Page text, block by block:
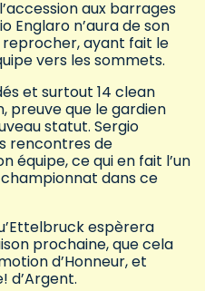
aux barrages
Englaro n’aura de son
ayant fait le
vers les sommets.
et surtout 14 clean
preuve que le gardien
statut. Sergio
rencontres de
équipe, ce qui en fait l’un
championnat dans ce
espèrera
prochaine, que cela
d’Honneur, et
d’Argent.